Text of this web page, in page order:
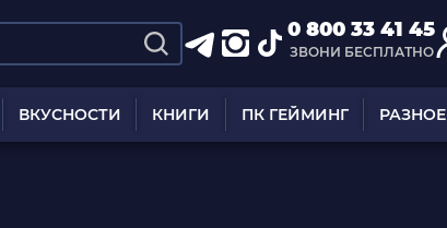
0 800 33 41 45
ЗВОНИ БЕСПЛАТНО
ВКУСНОСТИ КНИГИ ПК ГЕЙМИНГ РАЗНОЕ